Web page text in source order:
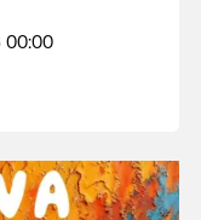
00:00